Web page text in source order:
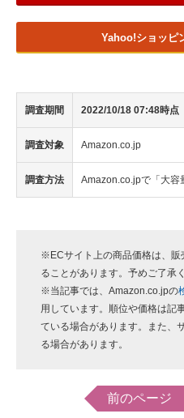
Yahoo!ショッピ
調査期間 2022/10/18 07:48時点
調査対象 Amazon.co.jp
調査方法 Amazon.co.jpで「大容
※ECサイト上の商品価格は、販
ることがあります。予めご了承
※当記事では、Amazon.co.jpの
用しています。順位や価格は記
ている場合があります。また、
る場合があります。
前のページ